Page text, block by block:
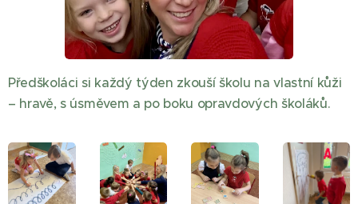
Předškoláci si každý týden zkouší školu na vlastní kůži
– hravě, s úsměvem a po boku opravdových školáků.